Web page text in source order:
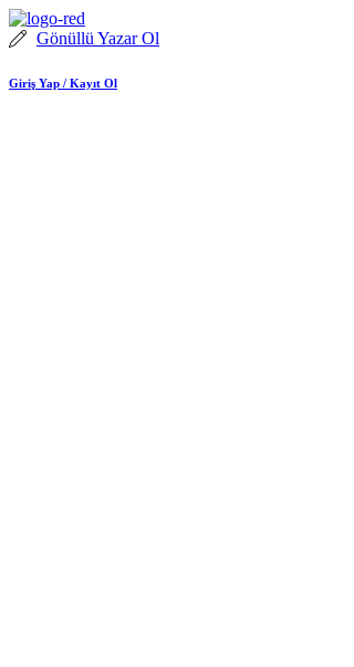
İçeriğe
atla Gönüllü Yazar Ol
Giriş Yap / Kayıt Ol